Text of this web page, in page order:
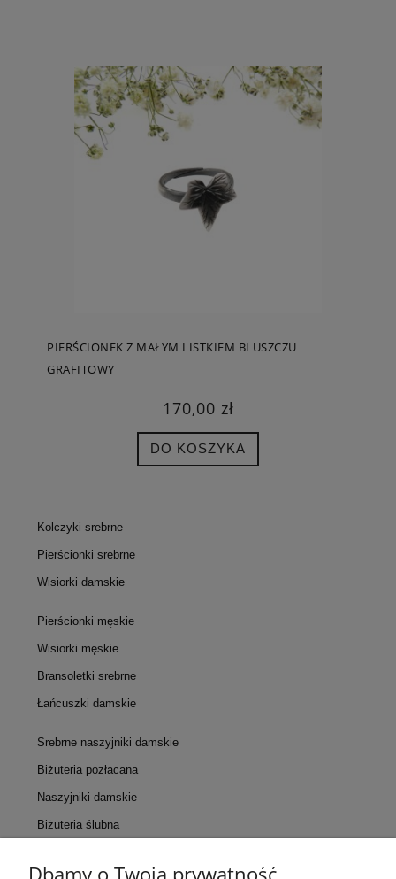
PIERŚCIONEK Z MAŁYM LISTKIEM BLUSZCZU
GRAFITOWY
170,00 zł
DO KOSZYKA
Kolczyki srebrne
Pierścionki srebrne
Wisiorki damskie
Pierścionki męskie
Wisiorki męskie
Bransoletki srebrne
Łańcuszki damskie
Srebrne naszyjniki damskie
Biżuteria pozłacana
Naszyjniki damskie
Biżuteria ślubna